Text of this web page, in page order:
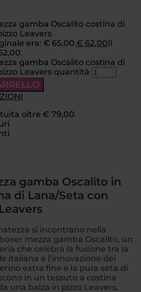
gamba Oscalito costina di
Leavers
era: € 65,00.€ 62,00Il
gamba Oscalito costina di
Leavers quantità
oltre € 79,00
gamba Oscalito in
di Lana/Seta con
si incontrano nella
mezza gamba Oscalito, un
che celebra la fusione tra la
italiana e l’innovazione dei
extra fine e la pura seta di
in un tessuto a costina
una balza in pizzo Leavers,